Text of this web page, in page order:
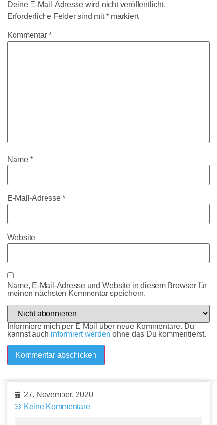
Deine E-Mail-Adresse wird nicht veröffentlicht.
Erforderliche Felder sind mit* markiert
Kommentar *
Name *
E-Mail-Adresse *
Website
Name, E-Mail-Adresse und Website in diesem Browser für
meinen nächsten Kommentar speichern.
Informiere mich per E-Mail über neue Kommentare. Du
kannst auch informiert werden ohne das Du kommentierst.
27. November, 2020
Keine Kommentare